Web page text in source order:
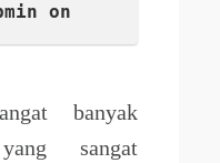
on
banyak
sangat